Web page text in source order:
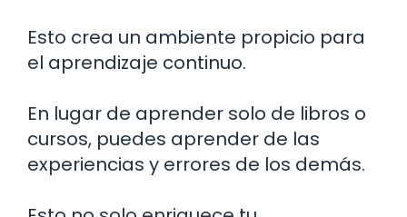
Esto crea un ambiente propicio para
el aprendizaje continuo.
En lugar de aprender solo de libros o
cursos, puedes aprender de las
experiencias y errores de los demás.